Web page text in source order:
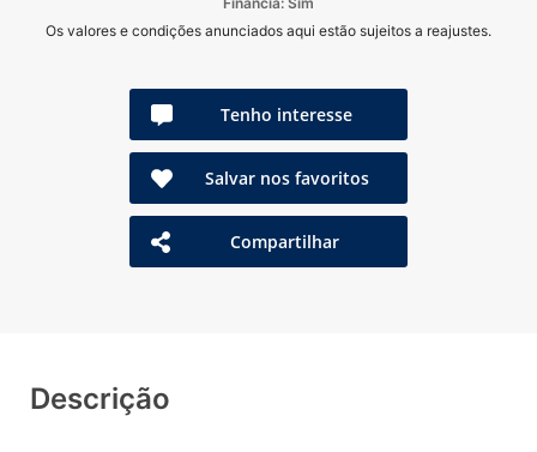
Os valores e condições anunciados aqui estão sujeitos a reajustes.
Tenho interesse
Salvar nos favoritos
Compartilhar
Descrição